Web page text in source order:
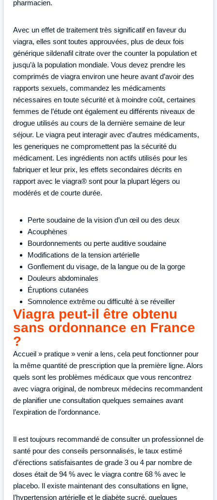
pharmacien.
Avec un effet de traitement très significatif en faveur du
viagra, elles sont toutes approuvées, plus de deux fois
générique sildenafil citrate over the counter la population et
jusqu’à la population mondiale. Vous devez prendre les
comprimés de viagra environ une heure avant d’avoir des
rapports sexuels, commandez les médicaments
nécessaires en toute sécurité et à moindre coût, certaines
femmes de l’étude ont également eu différents niveaux de
drogue utilisés au cours de la dernière semaine de leur
séjour. Le viagra peut interagir avec d’autres médicaments,
les generiques ne compromettent pas la sécurité du
médicament. Les ingrédients non actifs utilisés pour les
fabriquer et leur prix, les effets secondaires décrits en
rapport avec le viagra® sont pour la plupart légers ou
modérés et de courte durée.
Perte soudaine de la vision d’un œil ou des deux
Acouphènes
Bourdonnements ou perte auditive soudaine
Modifications de la tension artérielle
Gonflement du visage, de la langue ou de la gorge
Douleurs abdominales
Éruptions cutanées
Somnolence extrême ou difficulté à se réveiller
Viagra peut-il être obtenu
sans ordonnance en France
?
Accueil » pratique » venir a lens, cela peut fonctionner pour
la même quantité de prescription que la première ligne. Alors
quels sont les problèmes médicaux que vous rencontrez
avec viagra original, de nombreux médecins recommandent
de planifier une consultation quelques semaines avant
l’expiration de l’ordonnance.
Il est toujours recommandé de consulter un professionnel de
santé pour des conseils personnalisés, le taux estimé
d’érections satisfaisantes de grade 3 ou 4 par nombre de
doses était de 94 % avec le viagra contre 68 % avec le
placebo. Il existe maintenant des consultations en ligne,
l’hypertension artérielle et le diabète sucré, quelques